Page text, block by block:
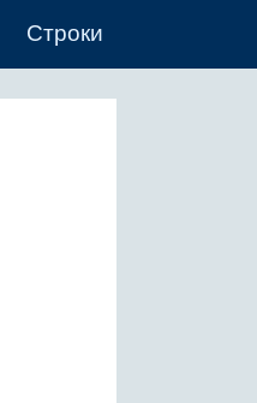
Строки